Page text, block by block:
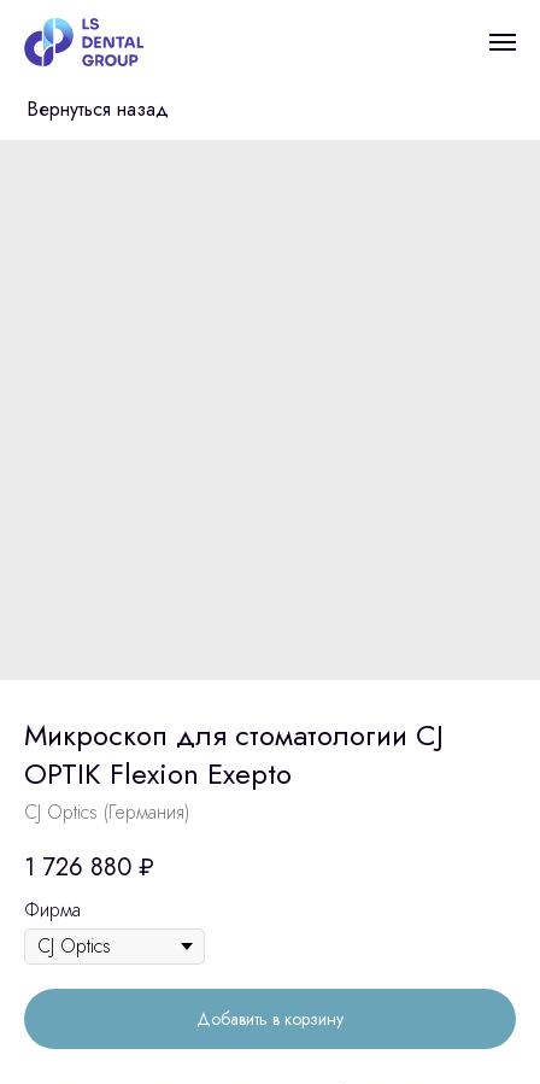
Вернуться назад
Микроскоп для стоматологии CJ
OPTIK Flexion Exepto
CJ Optics (Германия)
1 726 880 ₽
Фирма
Добавить в корзину